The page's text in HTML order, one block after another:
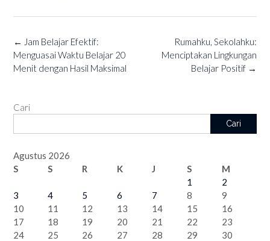
Post
navigation
Rumahku, Sekolahku:
Menciptakan Lingkungan
Belajar Positif →
← Jam Belajar Efektif:
Menguasai Waktu Belajar 20
Menit dengan Hasil Maksimal
Cari
Cari
Agustus 2026
S
S R K J S
M
1
2
3
4 5 6 7 8
9
10
11 12 13 14 15
16
17
18 19 20 21 22
23
24
25 26 27 28 29
30